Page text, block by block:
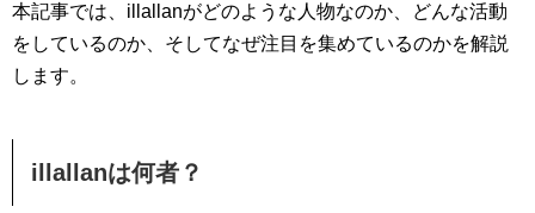
本記事では、illallanがどのような人物なのか、どんな活動
をしているのか、そしてなぜ注目を集めているのかを解説
します。
illallanは何者？